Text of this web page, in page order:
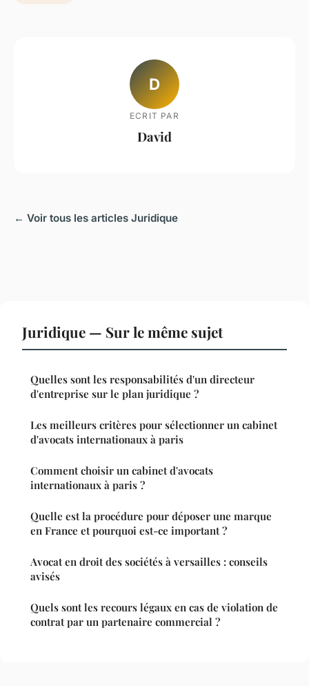
D
ECRIT PAR
David
← Voir tous les articles Juridique
Juridique — Sur le même sujet
Quelles sont les responsabilités d'un directeur
d'entreprise sur le plan juridique ?
Les meilleurs critères pour sélectionner un cabinet
d'avocats internationaux à paris
Comment choisir un cabinet d'avocats
internationaux à paris ?
Quelle est la procédure pour déposer une marque
en France et pourquoi est-ce important ?
Avocat en droit des sociétés à versailles : conseils
avisés
Quels sont les recours légaux en cas de violation de
contrat par un partenaire commercial ?